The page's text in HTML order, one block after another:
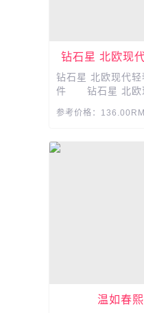
钻石星 北欧现
瓶
钻石星 北欧现代
件 钻石星 北欧
饰纯手工玻璃花瓶
参考价格：
温如春